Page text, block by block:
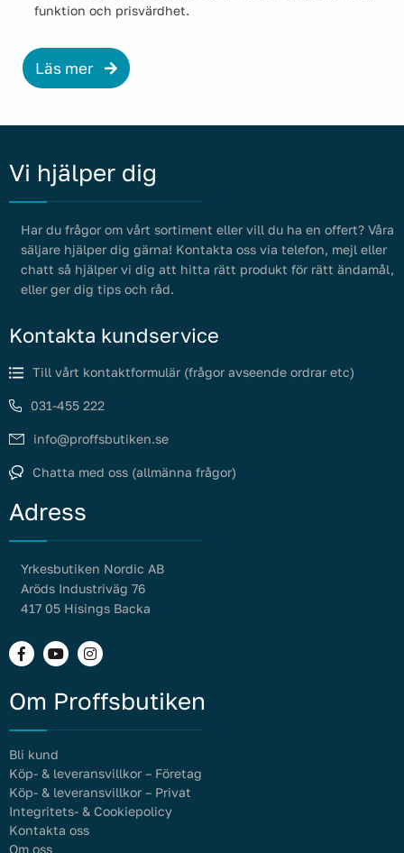
funktion och prisvärdhet.
Läs mer
Vi hjälper dig
Har du frågor om vårt sortiment eller vill du ha en offert? Våra
säljare hjälper dig gärna! Kontakta oss via telefon, mejl eller
chatt så hjälper vi dig att hitta rätt produkt för rätt ändamål,
eller ger dig tips och råd.
Kontakta kundservice
Till vårt kontaktformulär (frågor avseende ordrar etc)
031-455 222
info@proffsbutiken.se
Chatta med oss (allmänna frågor)
Adress
Yrkesbutiken Nordic AB
Aröds Industriväg 76
417 05 Hisings Backa
Om Proffsbutiken
Bli kund
Köp- & leveransvillkor – Företag
Köp- & leveransvillkor – Privat
Integritets- & Cookiepolicy
Kontakta oss
Om oss